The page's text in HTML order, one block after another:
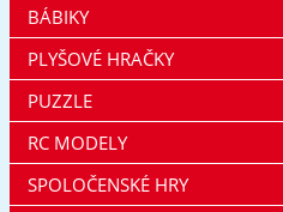
BÁBIKY
PLYŠOVÉ HRAČKY
PUZZLE
RC MODELY
SPOLOČENSKÉ HRY